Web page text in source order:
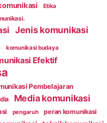
Etika
Jenis komunikasi
komunikasi budaya
Efektif
Pembelajaran
Media komunikasi
pengaruh peran komunikasi